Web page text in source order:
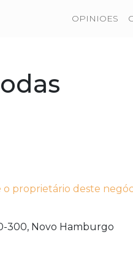
OPINIOES
o proprietário deste
300, Novo Hamburgo